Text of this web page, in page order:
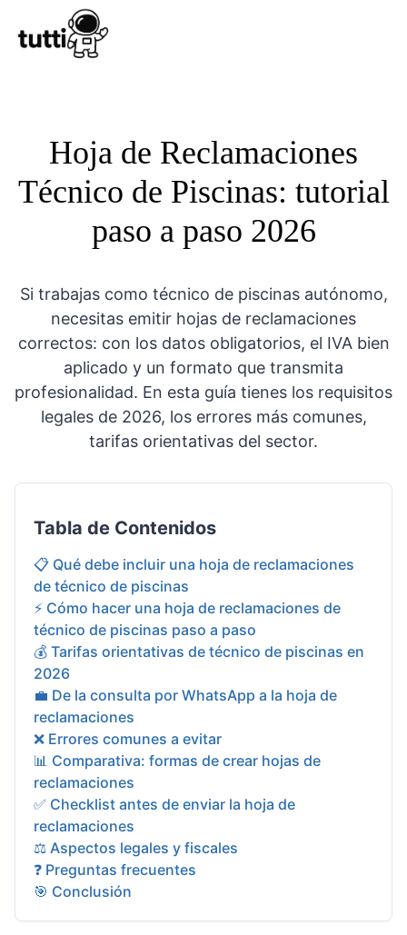
Hoja de Reclamaciones
Técnico de Piscinas: tutorial
paso a paso 2026
Si trabajas como técnico de piscinas autónomo,
necesitas emitir hojas de reclamaciones
correctos: con los datos obligatorios, el IVA bien
aplicado y un formato que transmita
profesionalidad. En esta guía tienes los requisitos
legales de 2026, los errores más comunes,
tarifas orientativas del sector.
Tabla de Contenidos
📋 Qué debe incluir una hoja de reclamaciones
de técnico de piscinas
⚡ Cómo hacer una hoja de reclamaciones de
técnico de piscinas paso a paso
💰 Tarifas orientativas de técnico de piscinas en
2026
💼 De la consulta por WhatsApp a la hoja de
reclamaciones
❌ Errores comunes a evitar
📊 Comparativa: formas de crear hojas de
reclamaciones
✅ Checklist antes de enviar la hoja de
reclamaciones
⚖️ Aspectos legales y fiscales
❓ Preguntas frecuentes
🎯 Conclusión